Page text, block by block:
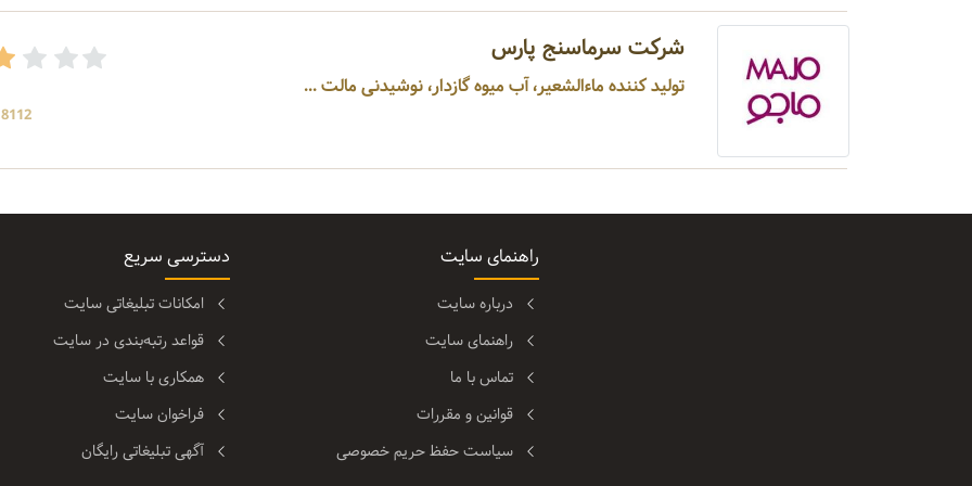
شرکت سرماسنج پارس
تولید کننده ماءالشعیر، آب میوه گازدار، نوشیدنی مالت ...
18112
راهنمای سایت
درباره سایت
راهنمای سایت
تماس با ما
قوانین و مقررات
سیاست حفظ حریم خصوصی
دسترسی سریع
امکانات تبلیغاتی سایت
قواعد رتبه‌بندی در سایت
همکاری با سایت
فراخوان سایت
آگهی تبلیغاتی رایگان